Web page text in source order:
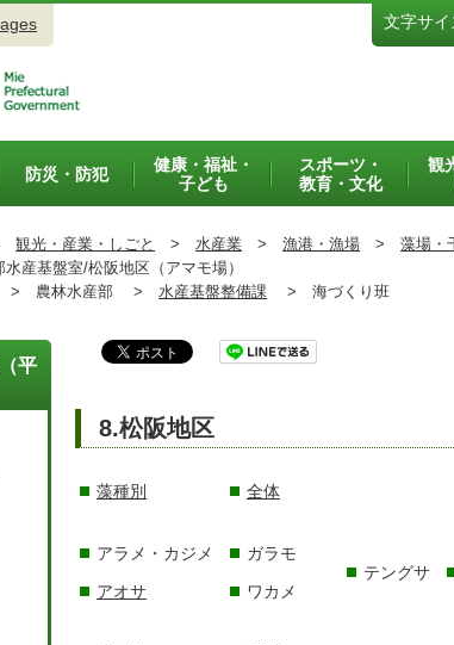
文字サイ
防災・防犯
健康・福祉・
子ども
スポーツ・
教育・文化
観
観光・産業・しごと > 水産業 > 漁港・漁場 > 藻場・
産基盤室/松阪地区（アマモ場）
> 農林水産部 > 水産基盤整備課 > 海づくり班
8.松阪地区
藻種別 全体
アラメ・カジメ
アオサ
ガラモ
ワカメ
テングサ
平